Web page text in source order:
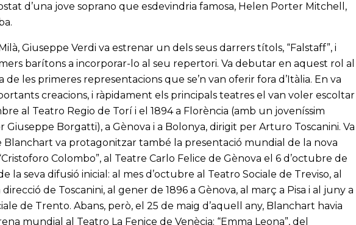
d’una jove soprano que esdevindria famosa, Helen Porter Mitchell,
Giuseppe Verdi va estrenar un dels seus darrers títols, “Falstaff”, i
barítons a incorporar-lo al seu repertori. Va debutar en aquest rol al
les primeres representacions que se’n van oferir fora d’Itàlia. En va
creacions, i ràpidament els principals teatres el van voler escoltar
al Teatro Regio de Torí i el 1894 a Florència (amb un joveníssim
Borgatti), a Gènova i a Bolonya, dirigit per Arturo Toscanini. Va
Blanchart va protagonitzar també la presentació mundial de la nova
Colombo”, al Teatre Carlo Felice de Gènova el 6 d’octubre de
la seva difusió inicial: al mes d’octubre al Teatro Sociale de Treviso, al
de Toscanini, al gener de 1896 a Gènova, al març a Pisa i al juny a
de Trento. Abans, però, el 25 de maig d’aquell any, Blanchart havia
mundial al Teatro La Fenice de Venècia: “Emma Leona”, del